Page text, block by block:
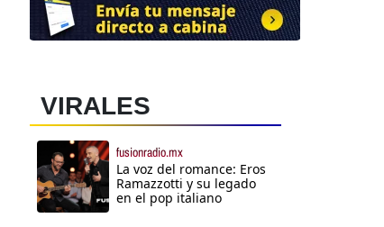
VIRALES
fusionradio.mx
La voz del romance: Eros
Ramazzotti y su legado
en el pop italiano